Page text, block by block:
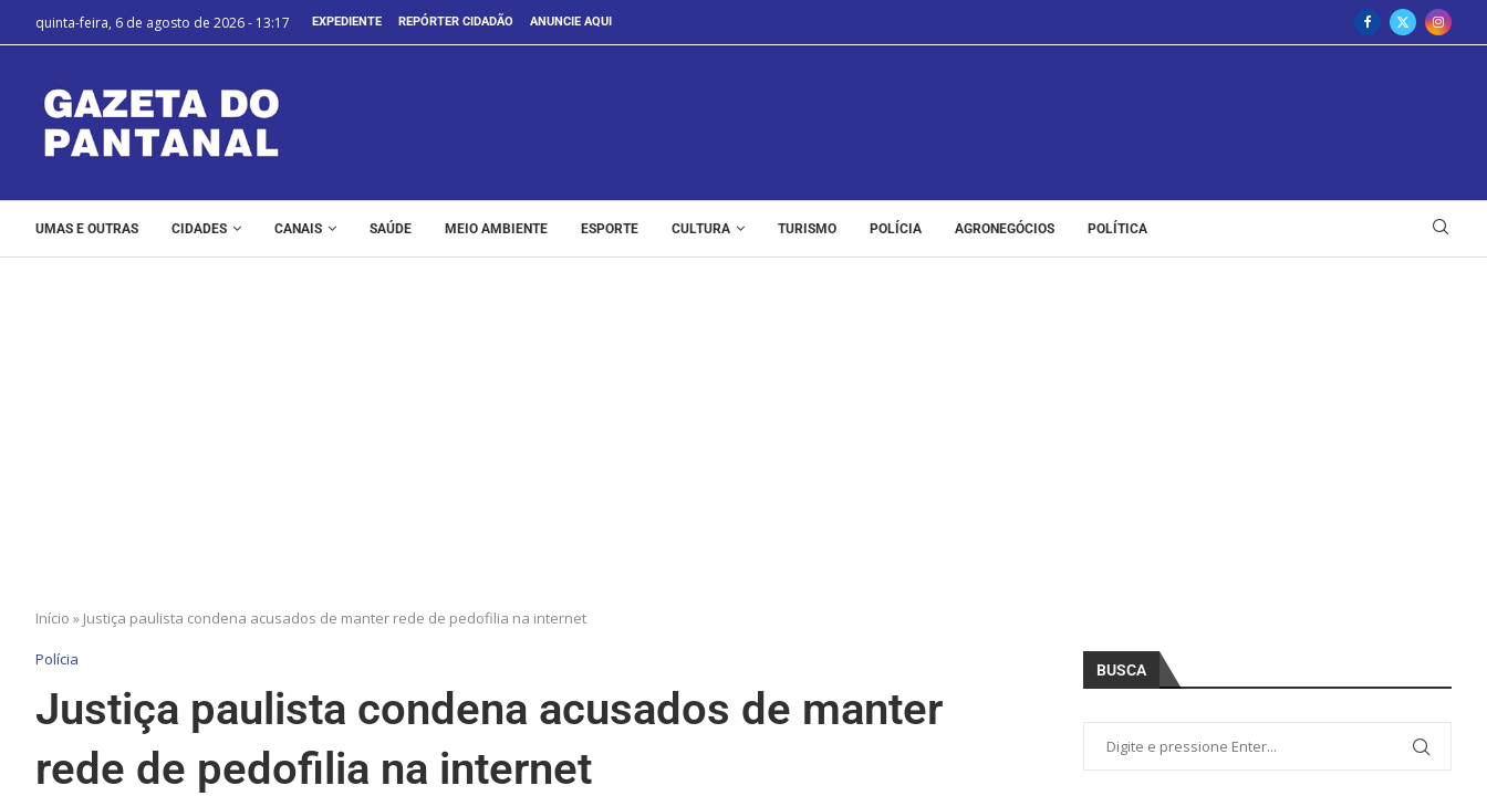
quinta-feira, 6 de agosto de 2026 - 13:17 EXPEDIENTE REPÓRTER CIDADÃO ANUNCIE AQUI
UMAS E OUTRAS CIDADES CANAIS SAÚDE MEIO AMBIENTE ESPORTE CULTURA TURISMO POLÍCIA AGRONEGÓCIOS POLÍTICA
Início » Justiça paulista condena acusados de manter rede de pedofilia na internet
Polícia
Justiça paulista condena acusados de manter
rede de pedofilia na internet
BUSCA